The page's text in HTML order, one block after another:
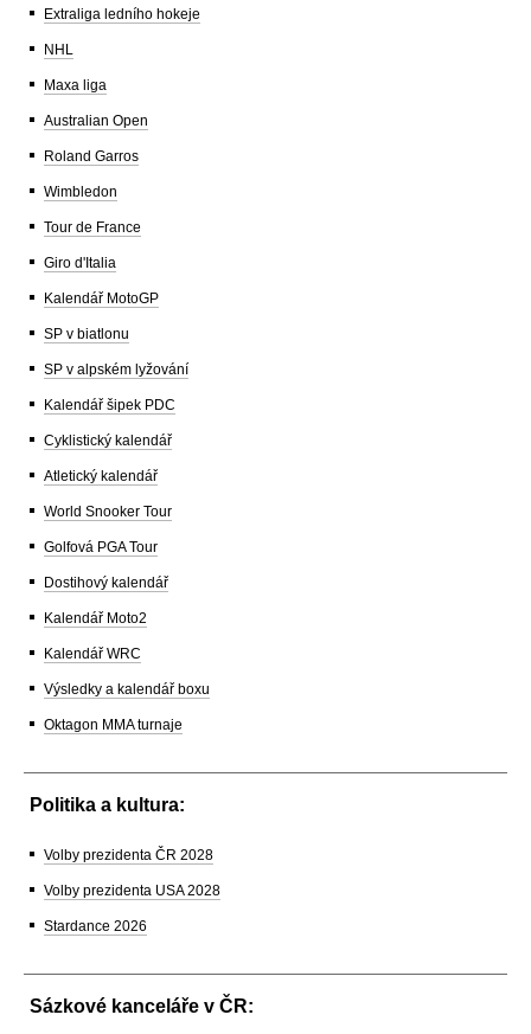
Extraliga ledního hokeje
NHL
Maxa liga
Australian Open
Roland Garros
Wimbledon
Tour de France
Giro d'Italia
Kalendář MotoGP
SP v biatlonu
SP v alpském lyžování
Kalendář šipek PDC
Cyklistický kalendář
Atletický kalendář
World Snooker Tour
Golfová PGA Tour
Dostihový kalendář
Kalendář Moto2
Kalendář WRC
Výsledky a kalendář boxu
Oktagon MMA turnaje
Politika a kultura:
Volby prezidenta ČR 2028
Volby prezidenta USA 2028
Stardance 2026
Sázkové kanceláře v ČR: